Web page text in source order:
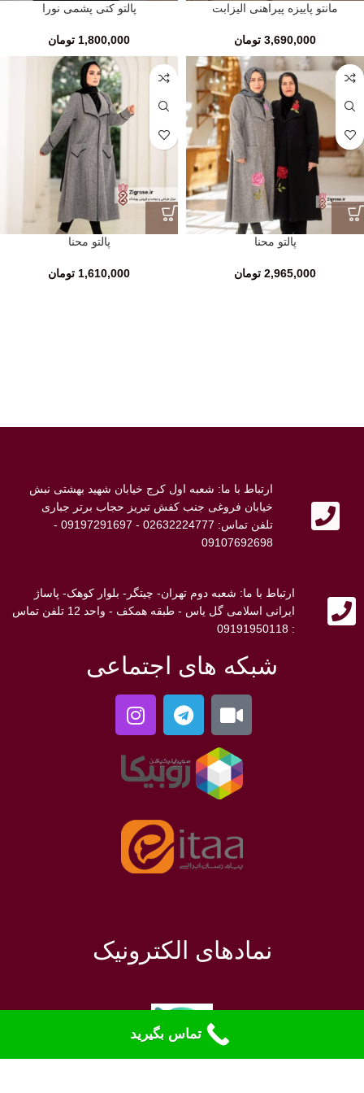
مانتو پاییزه پیراهنی الیزابت
3,690,000 تومان
پالتو کتی پشمی نورا
1,800,000 تومان
پالتو محنا
2,965,000 تومان
پالتو محنا
1,610,000 تومان
ارتباط با ما: شعبه اول کرج خیابان شهید بهشتی نبش
خیابان فروغی جنب کفش تبریز حجاب برتر جباری
تلفن تماس: 02632224777 - 09197291697 -
09107692698
ارتباط با ما: شعبه دوم تهران- چیتگر- بلوار کوهک- پاساژ
ایرانی اسلامی گل یاس - طبقه همکف - واحد 12 تلفن تماس
: 09191950118
شبکه های اجتماعی
نمادهای الکترونیک
تماس بگیرید